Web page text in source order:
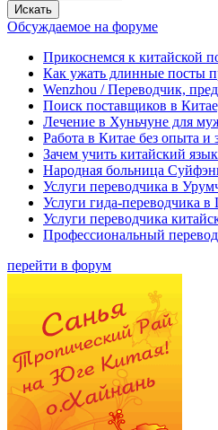
Обсуждаемое на форуме
Прикоснемся к китайской
Как ужать длинные посты
Wenzhou / Переводчик,
Поиск поставщиков в
Лечение в Хуньчуне для
Работа в Китае без опыта и
Зачем учить китайский
Народная больница
Услуги переводчика в
Услуги гида-переводчика
Услуги переводчика
Профессиональный
перейти в форум